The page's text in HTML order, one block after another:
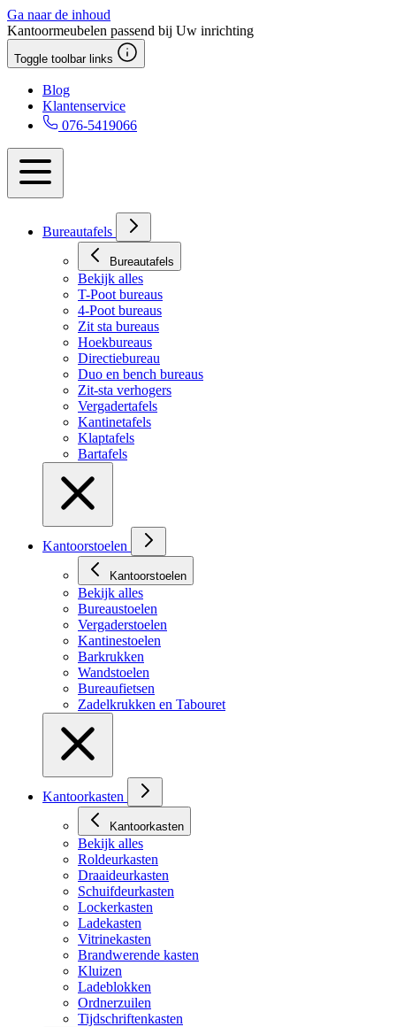
Ga naar de inhoud
Kantoormeubelen passend bij Uw inrichting
Toggle toolbar links
Blog
Klantenservice
076-5419066
Bureautafels
Bureautafels
Bekijk alles
T-Poot bureaus
4-Poot bureaus
Zit sta bureaus
Hoekbureaus
Directiebureau
Duo en bench bureaus
Zit-sta verhogers
Vergadertafels
Kantinetafels
Klaptafels
Bartafels
Kantoorstoelen
Kantoorstoelen
Bekijk alles
Bureaustoelen
Vergaderstoelen
Kantinestoelen
Barkrukken
Wandstoelen
Bureaufietsen
Zadelkrukken en Tabouret
Kantoorkasten
Kantoorkasten
Bekijk alles
Roldeurkasten
Draaideurkasten
Schuifdeurkasten
Lockerkasten
Ladekasten
Vitrinekasten
Brandwerende kasten
Kluizen
Ladeblokken
Ordnerzuilen
Tijdschriftenkasten